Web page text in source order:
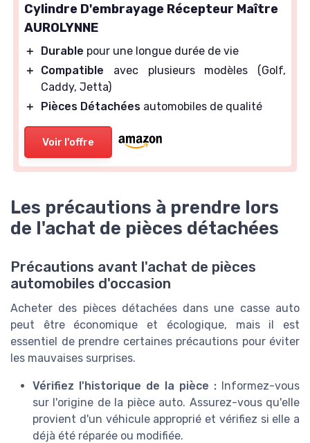
Cylindre D'embrayage Récepteur Maître
AUROLYNNE
＋ Durable pour une longue durée de vie
＋
Compatible avec plusieurs modèles (Golf,
Caddy, Jetta)
＋
Pièces Détachées automobiles de qualité
Voir l'offre
Les précautions à prendre lors
de l'achat de pièces détachées
Précautions avant l'achat de pièces
automobiles d'occasion
Acheter des pièces détachées dans une casse auto
peut être économique et écologique, mais il est
essentiel de prendre certaines précautions pour éviter
les mauvaises surprises.
Vérifiez l'historique de la pièce : Informez-vous
sur l'origine de la pièce auto. Assurez-vous qu'elle
provient d'un véhicule approprié et vérifiez si elle a
déjà été réparée ou modifiée.